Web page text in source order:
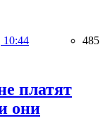
10:44 485
платят
они